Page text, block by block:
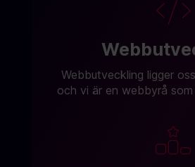
Webbutveckling ligger
och vi är en webbyrå som